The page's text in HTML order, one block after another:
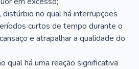
no qual há interrupções
curtos de tempo durante o
e atrapalhar a qualidade do
qual há uma reação significativa